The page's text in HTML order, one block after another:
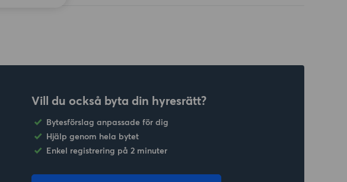
Vill du också byta din hyresrätt?
Bytesförslag anpassade för dig
Hjälp genom hela bytet
Enkel registrering på 2 minuter